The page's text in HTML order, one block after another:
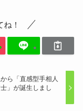
！
ら「直感型手相人
」が誕生しまし